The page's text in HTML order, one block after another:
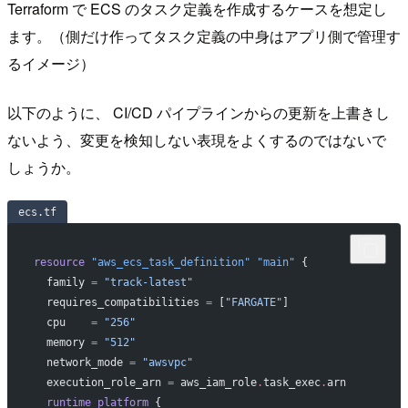
Terraform で ECS のタスク定義を作成するケースを想定し
ます。（側だけ作ってタスク定義の中身はアプリ側で管理す
るイメージ）
以下のように、 CI/CD パイプラインからの更新を上書きし
ないよう、変更を検知しない表現をよくするのではないで
しょうか。
ecs.tf
resource "aws_ecs_task_definition" "main" {
  family
= "track-latest"
  requires_compatibilities
= [ "FARGATE"
  cpu
    =
"256"
  memory
= "512"
  network_mode
= "awsvpc"
  execution_role_arn
= aws_iam_role.task_exec.arn
  runtime_platform
{